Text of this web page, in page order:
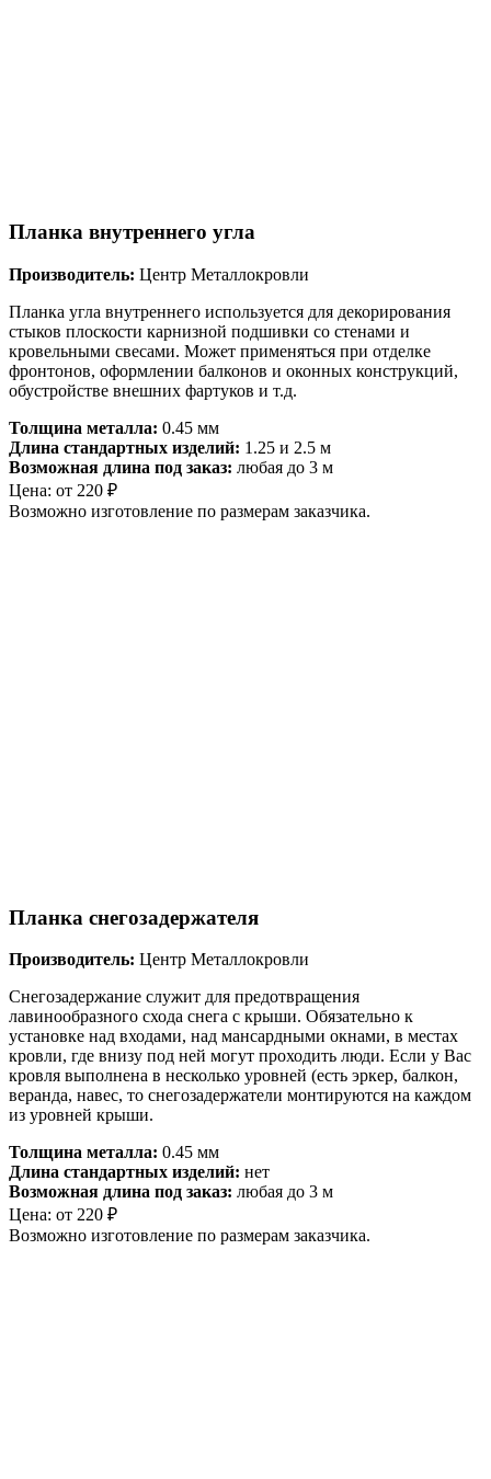
Планка внутреннего угла
Производитель: Центр Металлокровли
Планка угла внутреннего используется для декорирования
стыков плоскости карнизной подшивки со стенами и
кровельными свесами. Может применяться при отделке
фронтонов, оформлении балконов и оконных конструкций,
обустройстве внешних фартуков и т.д.
Толщина металла: 0.45 мм
Длина стандартных изделий: 1.25 и 2.5 м
Возможная длина под заказ: любая до 3 м
Цена: от 220 ₽
Возможно изготовление по размерам заказчика.
Планка снегозадержателя
Производитель: Центр Металлокровли
Снегозадержание служит для предотвращения
лавинообразного схода снега с крыши. Обязательно к
установке над входами, над мансардными окнами, в местах
кровли, где внизу под ней могут проходить люди. Если у Вас
кровля выполнена в несколько уровней (есть эркер, балкон,
веранда, навес, то снегозадержатели монтируются на каждом
из уровней крыши.
Толщина металла: 0.45 мм
Длина стандартных изделий: нет
Возможная длина под заказ: любая до 3 м
Цена: от 220 ₽
Возможно изготовление по размерам заказчика.